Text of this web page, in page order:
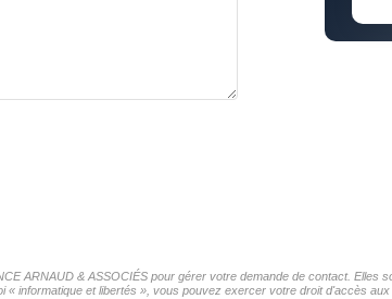
ARNAUD & ASSOCIÉS pour gérer votre demande de contact. Elles
informatique et libertés », vous pouvez exercer votre droit d'accès